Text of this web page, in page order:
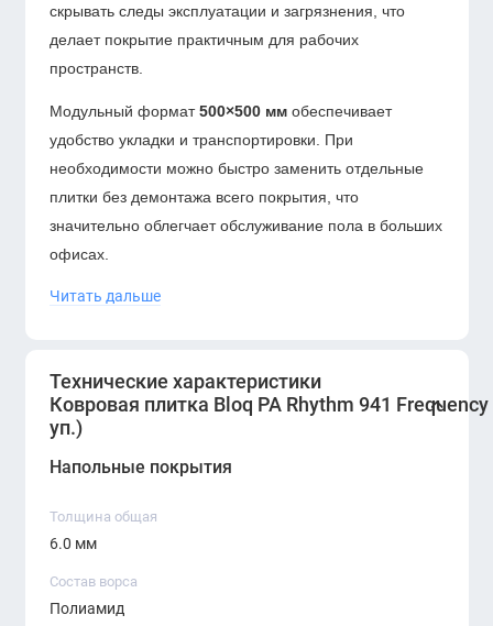
скрывать следы эксплуатации и загрязнения, что
делает покрытие практичным для рабочих
пространств.
Модульный формат500×500 мм обеспечивает
удобство укладки и транспортировки. При
необходимости можно быстро заменить отдельные
плитки без демонтажа всего покрытия, что
значительно облегчает обслуживание пола в больших
офисах.
Петлевой ворс из
комфорт помещения, снижая уровень шума и
создавая более комфортную рабочую атмосферу.
Читать дальше
Технические характеристики
Ковровая плитка Bloq PA Rhythm 941
уп.)
Напольные покрытия
Толщина общая
6.0 мм
Состав ворса
Полиамид